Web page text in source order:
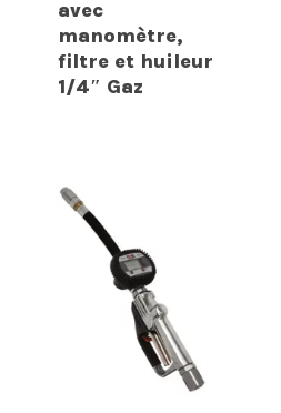
avec
manomètre,
filtre et huileur
1/4″ Gaz